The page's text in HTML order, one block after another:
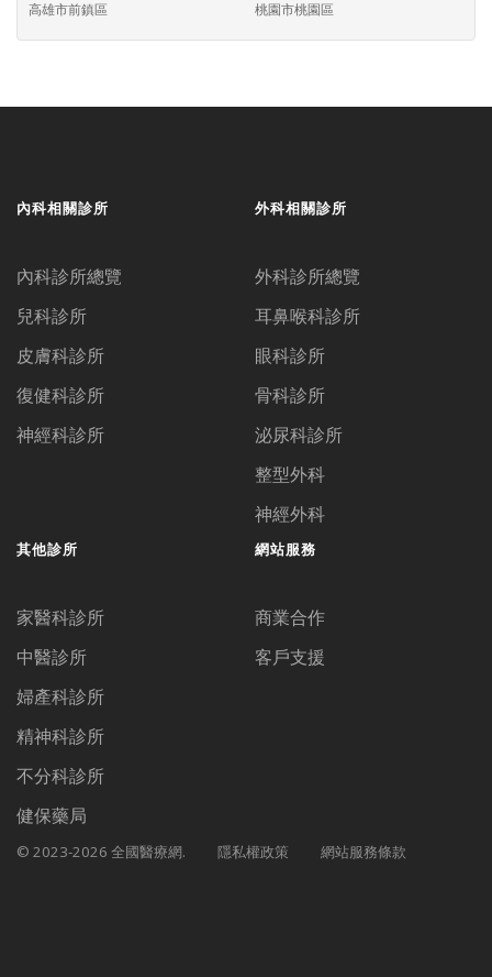
高雄市前鎮區 桃園市桃園區
內科相關診所
內科診所總覽
兒科診所
皮膚科診所
復健科診所
神經科診所
外科相關診所
外科診所總覽
耳鼻喉科診所
眼科診所
骨科診所
泌尿科診所
整型外科
神經外科
其他診所
家醫科診所
中醫診所
婦產科診所
精神科診所
不分科診所
健保藥局
網站服務
商業合作
客戶支援
© 2023-2026 全國醫療網. 隱私權政策 網站服務條款